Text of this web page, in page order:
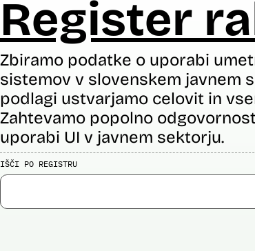
Register
Zbiramo podatke o uporabi
sistemov v slovenskem javnem
podlagi ustvarjamo celovit in
Zahtevamo popolno
uporabi UI v javnem sektorju.
IŠČI PO REGISTRU